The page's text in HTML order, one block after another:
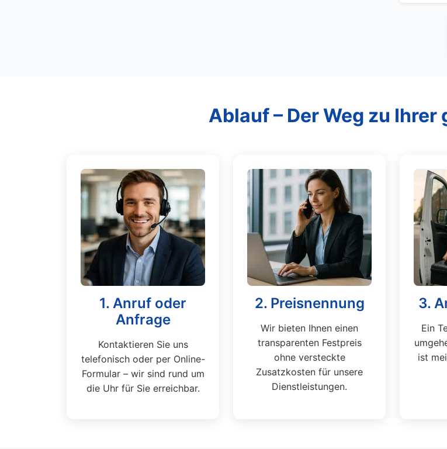
Ablauf – Der Weg zu
1. Anruf oder
Anfrage
Kontaktieren Sie uns
telefonisch oder per Online-
Formular – wir sind rund um
die Uhr für Sie erreichbar.
2. Preisnennung
Wir bieten Ihnen einen
transparenten Festpreis
ohne versteckte
Zusatzkosten für unsere
Dienstleistungen.
3.
Ein
ist